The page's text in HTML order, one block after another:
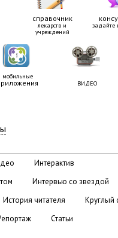
справочник
лекарств и
учреждений
задайте
мобильные
ВИДЕО
интерактив
интервью со звездой
история читателя
круглый
репортаж статьи